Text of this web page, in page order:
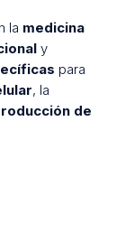
la medicina
y
para
, la
de